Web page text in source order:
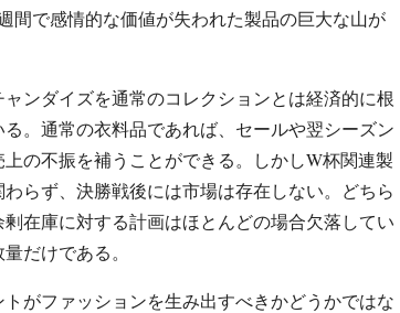
間で感情的な価値が失われた製品の巨大な山が
ンダイズを通常のコレクションとは経済的に根
。通常の衣料品であれば、セールや翌シーズン
の不振を補うことができる。しかしW杯関連製
らず、決勝戦後には市場は存在しない。どちら
在庫に対する計画はほとんどの場合欠落してい
だけである。
がファッションを生み出すべきかどうかではな